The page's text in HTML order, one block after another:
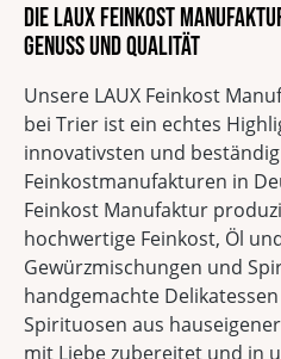
Die LAUX Feinkost
Genuss und Qualität
Unsere LAUX Feinkost
bei Trier ist ein echtes
innovativsten und
Feinkostmanufakturen in
Feinkost Manufaktur
hochwertige Feinkost, Öl
Gewürzmischungen und
handgemachte
Spirituosen aus
mit Liebe zubereitet und in